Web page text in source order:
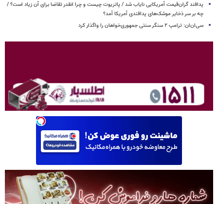
پدافند گران‌قیمت آمریکایی نایاب شد / پاتریوت چیست و چرا انقدر تقاضا برای آن زیاد است؟ /
چه بر سر ذخایر موشک‌های پدافندی آمریکا آمد؟
سی‌ان‌ان: ترامپ ۲ سنگر سنتی جمهوری‌خواهان را واگذار کرد